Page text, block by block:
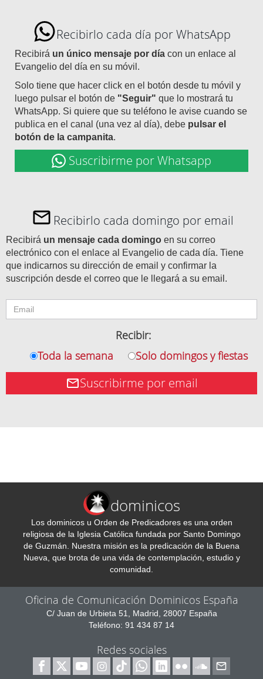
Recibirlo cada día por WhatsApp
Recibirá un único mensaje por día con un enlace al
Evangelio del día en su móvil.
Solo tiene que hacer click en el botón desde tu móvil y
luego pulsar el botón de "Seguir" que lo mostrará tu
WhatsApp. Si quiere que su teléfono le avise cuando se
publica en el canal (una vez al día), debe pulsar el
botón de la campanita.
Suscribirme por Whatsapp
Recibirlo cada domingo por email
Recibirá un mensaje cada domingo en su correo
electrónico con el enlace al Evangelio de cada día. Tiene
que indicarnos su dirección de email y confirmar la
suscripción desde el correo que le llegará a su email.
Recibir:
Toda la semana
Solo domingos y fiestas
Suscribirme por email
dominicos
Los dominicos u Orden de Predicadores es una orden
religiosa de la Iglesia Católica fundada por Santo Domingo
de Guzmán. Nuestra misión es la predicación de la Buena
Nueva, que brota de una vida de contemplación, estudio y
comunidad.
Oficina de Comunicación Dominicos España
C/ Juan de Urbieta 51, Madrid, 28007 España
Teléfono: 91 434 87 14
Redes sociales